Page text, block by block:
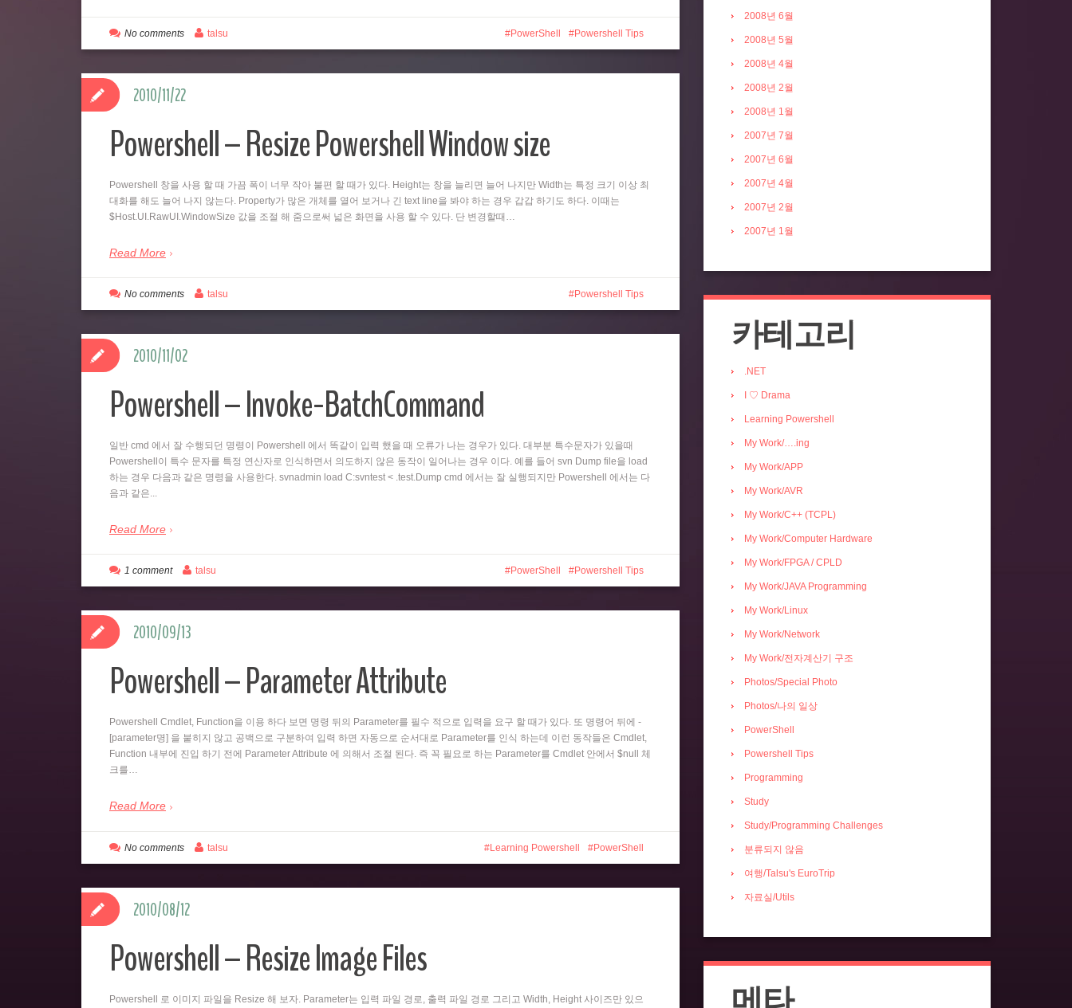
PowerShell Powershell Tips
No comments talsu
Powershell – Resize Powershell Window size
Powershell 창을 사용 할 때 가끔 폭이 너무 작아 불편 할 때가 있다. Height는 창을 늘리면 늘어 나지만 Width는 특정 크기 이상 최
대화를 해도 늘어 나지 않는다. Property가 많은 개체를 열어 보거나 긴 text line을 봐야 하는 경우 갑갑 하기도 하다. 이때는
$Host.UI.RawUI.WindowSize 값을 조절 해 줌으로써 넓은 화면을 사용 할 수 있다. 단 변경할때…
Read More
2010/11/22
Powershell Tips
No comments talsu
Powershell – Invoke-BatchCommand
일반 cmd 에서 잘 수행되던 명령이 Powershell 에서 똑같이 입력 했을 때 오류가 나는 경우가 있다. 대부분 특수문자가 있을때
Powershell이 특수 문자를 특정 연산자로 인식하면서 의도하지 않은 동작이 일어나는 경우 이다. 예를 들어 svn Dump file을 load
하는 경우 다음과 같은 명령을 사용한다. svnadmin load C:svntest < .test.Dump cmd 에서는 잘 실행되지만 Powershell 에서는 다
음과 같은...
Read More
2010/11/02
PowerShell Powershell Tips
1 comment talsu
Powershell – Parameter Attribute
Powershell Cmdlet, Function을 이용 하다 보면 명령 뒤의 Parameter를 필수 적으로 입력을 요구 할 때가 있다. 또 명령어 뒤에 -
[parameter명] 을 붙히지 않고 공백으로 구분하여 입력 하면 자동으로 순서대로 Parameter를 인식 하는데 이런 동작들은 Cmdlet,
Function 내부에 진입 하기 전에 Parameter Attribute 에 의해서 조절 된다. 즉 꼭 필요로 하는 Parameter를 Cmdlet 안에서 $null 체
크를…
Read More
2010/09/13
Learning Powershell PowerShell
No comments talsu
Powershell – Resize Image Files
Powershell 로 이미지 파일을 Resize 해 보자. Parameter는 입력 파일 경로, 출력 파일 경로 그리고 Width, Height 사이즈만 있으
2010/08/12
2008년 6월
2008년 5월
2008년 4월
2008년 2월
2008년 1월
2007년 7월
2007년 6월
2007년 4월
2007년 2월
2007년 1월
카테고리
.NET
I ♡ Drama
Learning Powershell
My Work/….ing
My Work/APP
My Work/AVR
My Work/C++ (TCPL)
My Work/Computer Hardware
My Work/FPGA / CPLD
My Work/JAVA Programming
My Work/Linux
My Work/Network
My Work/전자계산기 구조
Photos/Special Photo
Photos/나의 일상
PowerShell
Powershell Tips
Programming
Study
Study/Programming Challenges
분류되지 않음
여행/Talsu's EuroTrip
자료실/Utils